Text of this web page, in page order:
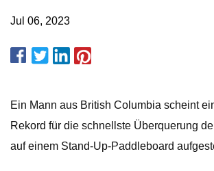
Jul 06, 2023
Ein Mann aus British Columbia scheint
Rekord für die schnellste Überquerung
auf einem Stand-Up-Paddleboard